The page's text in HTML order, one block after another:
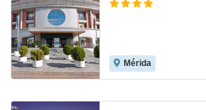
Mérida